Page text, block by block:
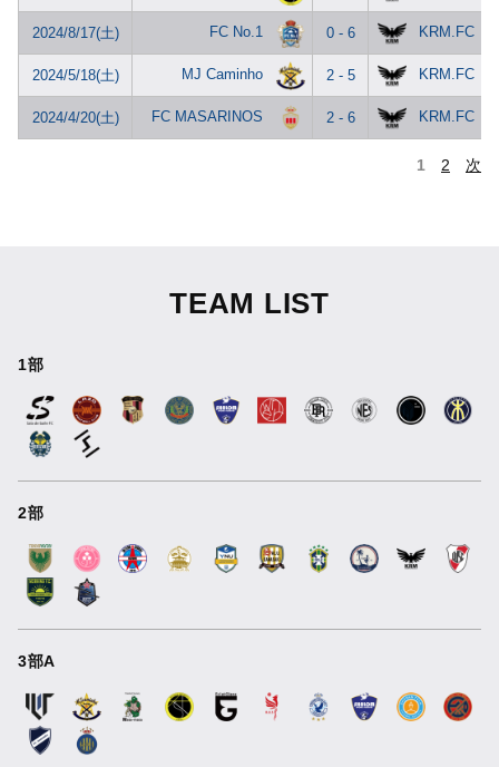
2024/8/17(土) FC No.1 0 - 6 KRM.FC
2024/5/18(土) MJ Caminho 2 - 5 KRM.FC
2024/4/20(土) FC MASARINOS 2 - 6 KRM.FC
1 2 次
TEAM LIST
1部
2部
3部A